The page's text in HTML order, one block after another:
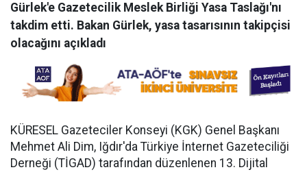
Gürlek'e Gazetecilik Meslek Birliği Yasa Taslağı'nı
takdim etti. Bakan Gürlek, yasa tasarısının takipçisi
olacağını açıkladı
KÜRESEL Gazeteciler Konseyi (KGK) Genel Başkanı
Mehmet Ali Dim, Iğdır'da Türkiye İnternet Gazeteciliği
Derneği (TİGAD) tarafından düzenlenen 13. Dijital